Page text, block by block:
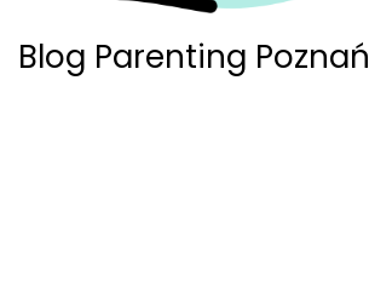
Blog Parenting Poznań